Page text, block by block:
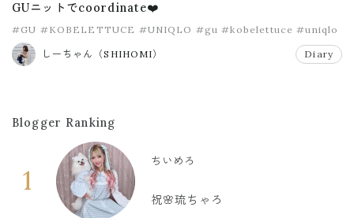
GUニットでcoordinate❤️
#GU #KOBELETTUCE #UNIQLO #gu #kobelettuce #uniqlo
しーちゃん（SHIHOMI） Diary
Blogger Ranking
1
ちいめろ
祝🌸琉ちゃろ